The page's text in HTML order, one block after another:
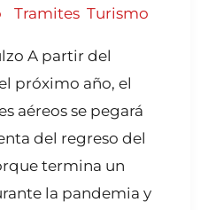
Tramites, Turismo
A partir del
próximo año, el
aéreos se pegará
del regreso del
termina un
la pandemia y